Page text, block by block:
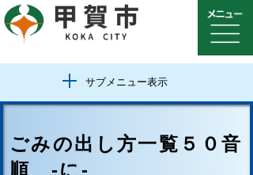
サブメニュー表示
ごみの出し方一覧５０音
順 -に-